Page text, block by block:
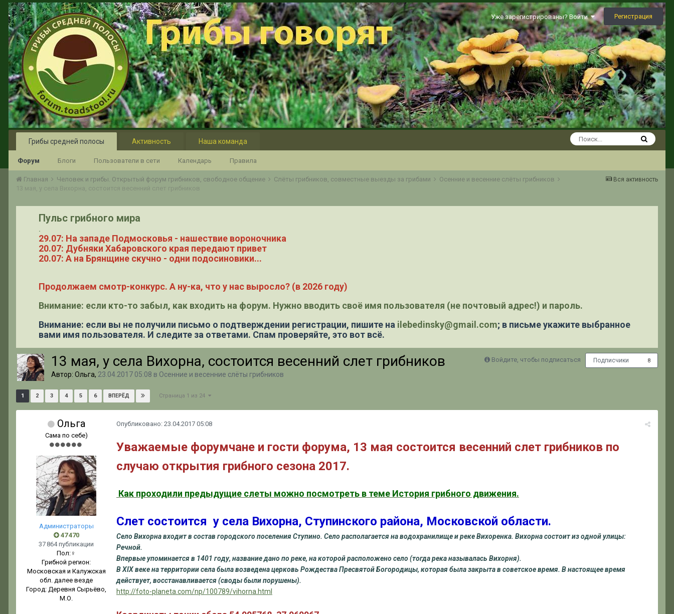
Уже зарегистрированы? Войти Регистрация
Грибы средней полосы
Форум Блоги Пользователи в сети Календарь Правила
Активность Наша команда
Вся активность
Главная Человек и грибы. Открытый форум грибников, свободное общение Слёты грибников, совместные выезды за грибами
Осенние и весенние слёты грибников
13 мая, у села Вихорна, состоится весенний слет грибников
Пульс грибного мира
.
29.07: На западе Подмосковья - нашествие вороночника
20.07: Дубняки Хабаровского края передают привет
20.07: А на Брянщине скучно - одни подосиновики...
Продолжаем смотр-конкурс. А ну-ка, что у нас выросло? (в 2026 году)
Внимание: если кто-то забыл, как входить на форум. Нужно вводить своё имя пользователя (не почтовый адрес!) и пароль.
Внимание: если вы не получили письмо о подтверждении регистрации, пишите на ilebedinsky@gmail.com; в письме укажите выбранное
вами имя пользователя. И следите за ответами. Спам проверяйте, это вот всё.
Войдите, чтобы подписаться Подписчики 8
13 мая, у села Вихорна, состоится весенний слет грибников
Автор: Ольга, 23.04.2017 05:08 в Осенние и весенние слёты грибников
1 2 3 4 5 6 ВПЕРЁД Страница 1 из 24
Ольга
Сама по себе)
Администраторы
47 470
37 864 публикации
Пол: ♀
Грибной регион:
Московская и Калужская
обл. далее везде
Город: Деревня Сырьёво,
М.О.
Опубликовано: 23.04.2017 05:08
Уважаемые форумчане и гости форума, 13 мая состоится весенний слет грибников по
случаю открытия грибного сезона 2017.
Как проходили предыдущие слеты можно посмотреть в теме История грибного движения.
Слет состоится у села Вихорна, Ступинского района, Московской области.
Село Вихорна входит в состав городского поселения Ступино. Село располагается на водохранилище и реке Вихоренка. Вихорна состоит из одной улицы:
Речной.
Впервые упоминается в 1401 году, название дано по реке, на которой расположено село (тогда река называлась Вихорня).
В XIX веке на территории села была возведена церковь Рождества Пресвятой Богородицы, которая была закрыта в советское время. В настоящее время
действует, восстанавливается (своды были порушены).
http://foto-planeta.com/np/100789/vihorna.html